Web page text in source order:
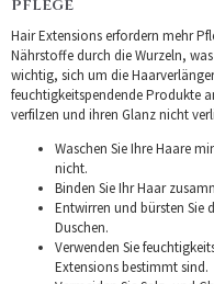
PFLEGE
Hair Extensions erfordern mehr
Nährstoffe durch die Wurzeln,
wichtig, sich um die
feuchtigkeitspendende Produkte
verfilzen und ihren Glanz nicht
Waschen Sie Ihre Haare
nicht.
Binden Sie Ihr Haar
Entwirren und bürsten Sie
Duschen.
Verwenden Sie
Extensions bestimmt sind.